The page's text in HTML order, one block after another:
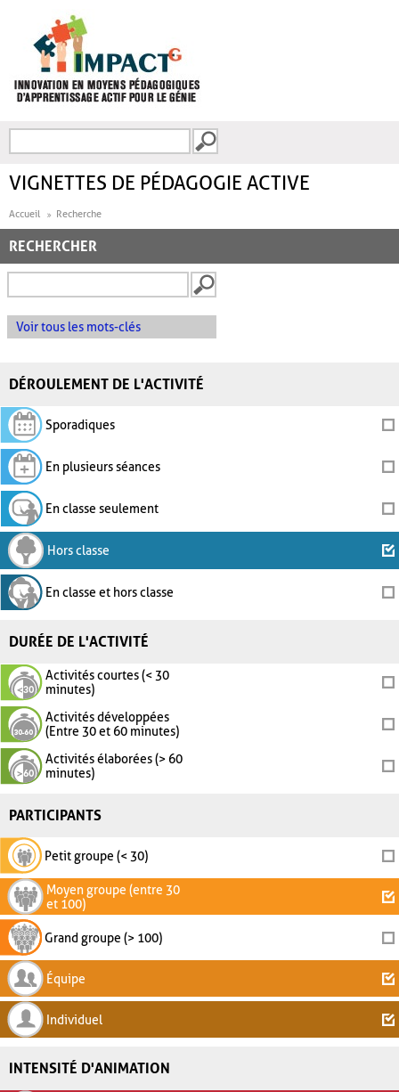
FORMULAIRE DE
VIGNETTES DE PÉDAGOGIE ACTIVE
Accueil Recherche
RECHERCHER
Voir tous les mots-clés
DÉROULEMENT DE L'ACTIVITÉ
Sporadiques
En plusieurs séances
En classe seulement
Hors classe
En classe et hors classe
DURÉE DE L'ACTIVITÉ
Activités courtes (< 30
minutes)
Activités développées
(Entre 30 et 60 minutes)
Activités élaborées (> 60
minutes)
PARTICIPANTS
Petit groupe (< 30)
Moyen groupe (entre 30
et 100)
Grand groupe (> 100)
Équipe
Individuel
INTENSITÉ D'ANIMATION